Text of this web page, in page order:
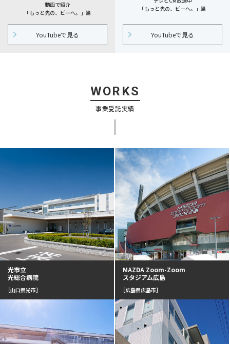
動画で紹介
「もっと先の、ビーへ。」篇
YouTubeで見る
「もっと先の、ビーへ。」篇
YouTubeで見る
WORKS
事業受託実績
光市立
光総合病院
［山口県光市］
MAZDA Zoom-Zoom
スタジアム広島
［広島県広島市］